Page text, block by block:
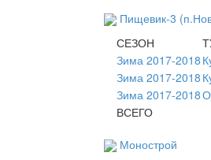
Пищевик-3
СЕЗОН
Зима 2017-2018
Зима 2017-2018
Зима 2017-2018
ВСЕГО
Монострой